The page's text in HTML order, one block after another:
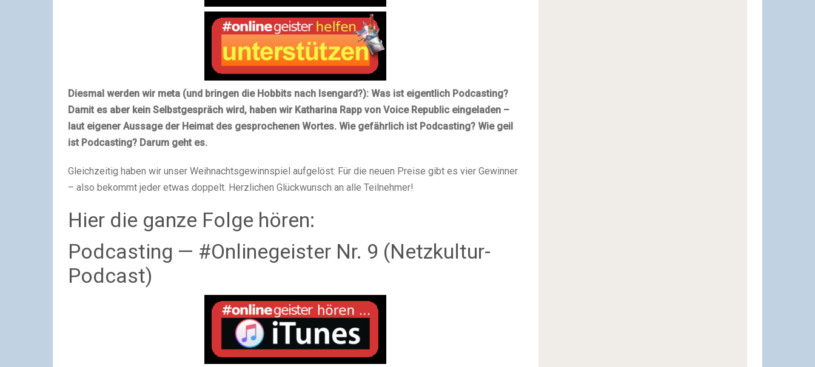
Diesmal werden wir meta (und bringen die Hobbits nach Isengard?): Was ist eigentlich Podcasting?
Damit es aber kein Selbstgespräch wird, haben wir Katharina Rapp von Voice Republic eingeladen –
laut eigener Aussage der Heimat des gesprochenen Wortes. Wie gefährlich ist Podcasting? Wie geil
ist Podcasting? Darum geht es.
Gleichzeitig haben wir unser Weihnachtsgewinnspiel aufgelöst: Für die neuen Preise gibt es vier Gewinner
– also bekommt jeder etwas doppelt. Herzlichen Glückwunsch an alle Teilnehmer!
Hier die ganze Folge hören:
Podcasting — #Onlinegeister Nr. 9 (Netzkultur-
Podcast)